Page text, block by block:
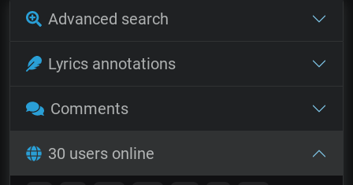
Advanced search
Lyrics annotations
Comments
30 users online